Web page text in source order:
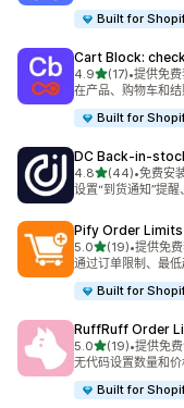
Built for
Cart Block:
4.9星（满分 5 星）
(17)
总共 17 条评论
•提供免
在产品、购物车和
Built for
DC
4.8星（满分 5 星）
(44)
总共 44 条评论
•免费安
设置“到货通知”提
Pify Order
5.0星（满分 5 星）
(19)
总共 19 条评论
•提供免
通过订单限制、最
Built for
RuffRuff Order
5.0星（满分 5 星）
(19)
总共 19 条评论
•提供免费
无代码设置数量和
Built for